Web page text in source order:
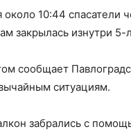
около 10:44 спасатели
закрылась изнутри 5-
сообщает
ситуациям.
забрались с